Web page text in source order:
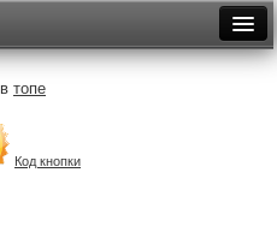
топе
Код кнопки